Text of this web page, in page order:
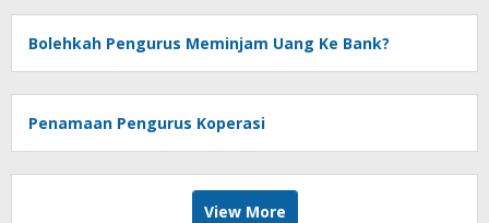
Bolehkah Pengurus Meminjam Uang Ke Bank?
Penamaan Pengurus Koperasi
View More